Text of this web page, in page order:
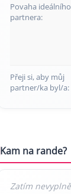
Povaha ideálního
partnera:
Přeji si, aby můj
partner/ka byl/a:
Kam na rande?